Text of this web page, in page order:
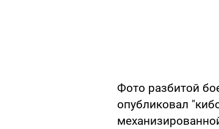
Фото разбитой
опубликовал